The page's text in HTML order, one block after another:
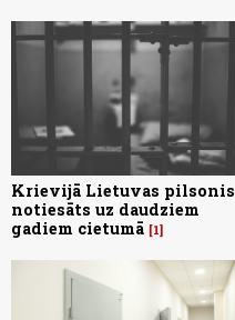
Krievijā Lietuvas pilsonis
notiesāts uz daudziem
gadiem cietumā 1